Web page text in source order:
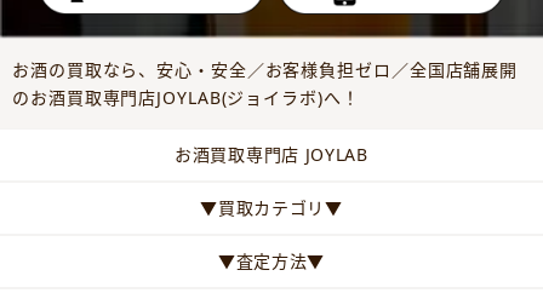
お酒の買取なら、安心・安全／お客様負担ゼロ／全国店舗展開
のお酒買取専門店JOYLAB(ジョイラボ)へ！
お酒買取専門店 JOYLAB
▼買取カテゴリ▼
▼査定方法▼